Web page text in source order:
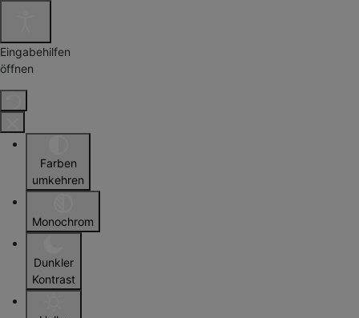
Eingabehilfen
öffnen
Farben
umkehren
Monochrom
Dunkler
Kontrast